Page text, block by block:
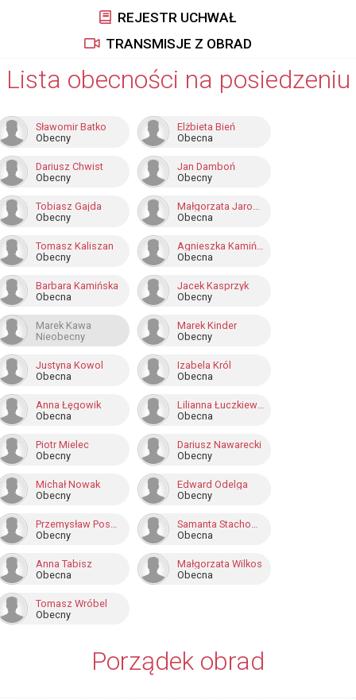
REJESTR UCHWAŁ
TRANSMISJE Z OBRAD
Lista obecności na posiedzeniu
Sławomir Batko
Obecny
Elżbieta Bień
Obecna
Dariusz Chwist
Obecny
Jan Damboń
Obecny
Tobiasz Gajda
Obecny
Małgorzata Jarosz-Basztabin
Obecna
Tomasz Kaliszan
Obecny
Agnieszka Kamińska
Obecna
Barbara Kamińska
Obecna
Jacek Kasprzyk
Obecny
Marek Kawa
Nieobecny
Marek Kinder
Obecny
Justyna Kowol
Obecna
Izabela Król
Obecna
Anna Łęgowik
Obecna
Lilianna Łuczkiewicz
Obecna
Piotr Mielec
Obecny
Dariusz Nawarecki
Obecny
Michał Nowak
Obecny
Edward Odelga
Obecny
Przemysław Pospieszyński
Obecny
Samanta Stachowicz
Obecna
Anna Tabisz
Obecna
Małgorzata Wilkos
Obecna
Tomasz Wróbel
Obecny
Porządek obrad